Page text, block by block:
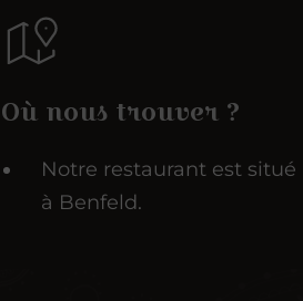
Où nous trouver ?
Notre restaurant est situé
à Benfeld.